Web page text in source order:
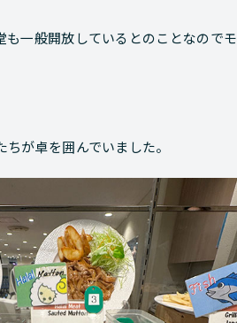
一般開放しているとのことなのでモ
が卓を囲んでいました。